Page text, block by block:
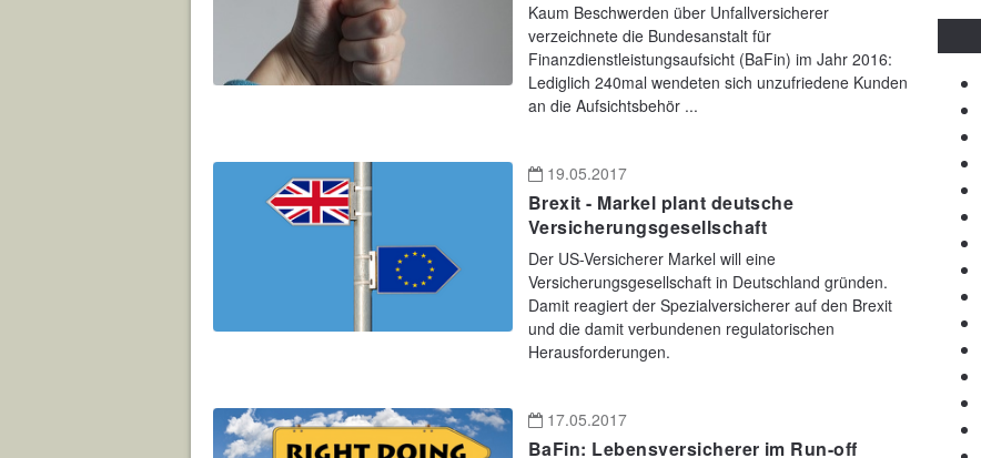
Kaum Beschwerden über Unfallversicherer
verzeichnete die Bundesanstalt für
Finanzdienstleistungsaufsicht (BaFin) im Jahr 2016:
Lediglich 240mal wendeten sich unzufriedene Kunden
an die Aufsichtsbehör ...
19.05.2017
Brexit - Markel plant deutsche
Versicherungsgesellschaft
Der US-Versicherer Markel will eine
Versicherungsgesellschaft in Deutschland gründen.
Damit reagiert der Spezialversicherer auf den Brexit
und die damit verbundenen regulatorischen
Herausforderungen.
17.05.2017
BaFin: Lebensversicherer im Run-off